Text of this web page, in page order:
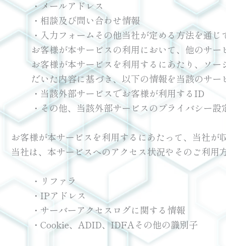
・メールアドレス
・相談及び問い合わせ情報
・入力フォームその他当社が定める方法を通
お客様が本サービスの利用において、他のサ
お客様が本サービスを利用するにあたり、ソ
だいた内容に基づき、以下の情報を当該のサー
・当該外部サービスでお客様が利用するID
・その他、当該外部サービスのプライバシー
お客様が本サービスを利用するにあたって、当社が
当社は、本サービスへのアクセス状況やそのご利用
・リファラ
・IPアドレス
・サーバーアクセスログに関する情報
・Cookie、ADID、IDFAその他の識別子